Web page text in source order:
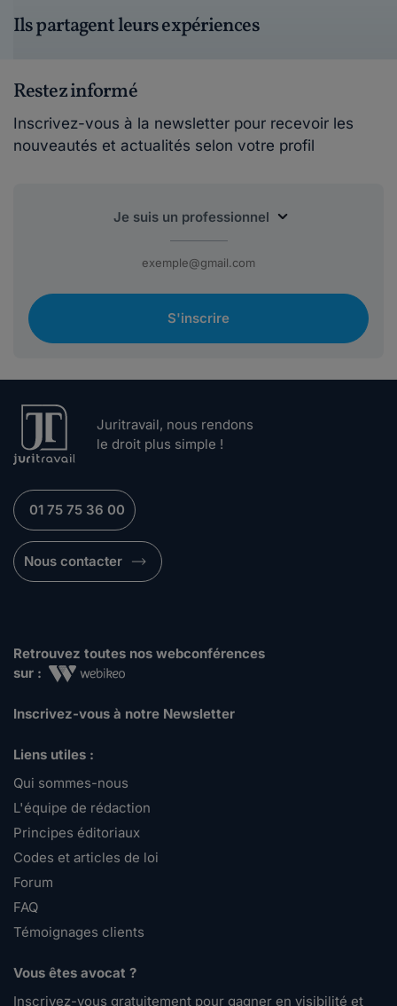
Ils partagent leurs expériences
Restez informé
Inscrivez-vous à la newsletter pour recevoir les
nouveautés et actualités selon votre profil
S'inscrire
Juritravail, nous rendons
le droit plus simple !
01 75 75 36 00
Nous contacter
Retrouvez toutes nos webconférences
sur :
Inscrivez-vous à notre Newsletter
Liens utiles :
Qui sommes-nous
L'équipe de rédaction
Principes éditoriaux
Codes et articles de loi
Forum
FAQ
Témoignages clients
Vous êtes avocat ?
Inscrivez-vous gratuitement pour gagner en visibilité et